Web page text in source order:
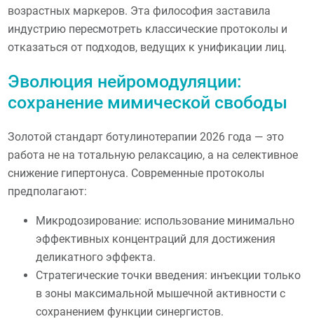
возрастных маркеров. Эта философия заставила
индустрию пересмотреть классические протоколы и
отказаться от подходов, ведущих к унификации лиц.
Эволюция нейромодуляции:
сохранение мимической свободы
Золотой стандарт ботулинотерапии 2026 года — это
работа не на тотальную релаксацию, а на селективное
снижение гипертонуса. Современные протоколы
предполагают:
Микродозирование: использование минимально
эффективных концентраций для достижения
деликатного эффекта.
Стратегические точки введения: инъекции только
в зоны максимальной мышечной активности с
сохранением функции синергистов.